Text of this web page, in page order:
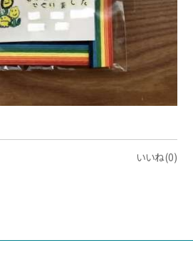
いいね(0)